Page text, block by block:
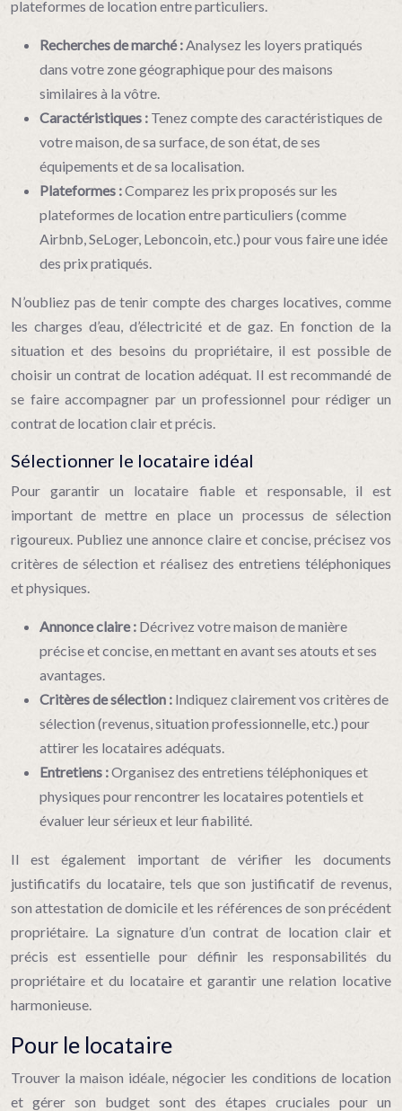
plateformes de location entre particuliers.
Recherches de marché :Analysez les loyers pratiqués
dans votre zone géographique pour des maisons
similaires à la vôtre.
Caractéristiques : Tenez compte des caractéristiques de
votre maison, de sa surface, de son état, de ses
équipements et de sa localisation.
Plateformes :Comparez les prix proposés sur les
plateformes de location entre particuliers (comme
Airbnb, SeLoger, Leboncoin, etc.) pour vous faire une idée
des prix pratiqués.
N’oubliez pas de tenir compte des charges locatives, comme
les charges d’eau, d’électricité et de gaz. En fonction de la
situation et des besoins du propriétaire, il est possible de
choisir un contrat de location adéquat. Il est recommandé de
se faire accompagner par un professionnel pour rédiger un
contrat de location clair et précis.
Sélectionner le locataire idéal
Pour garantir un locataire fiable et responsable, il est
important de mettre en place un processus de sélection
rigoureux. Publiez une annonce claire et concise, précisez vos
critères de sélection et réalisez des entretiens téléphoniques
et physiques.
Annonce claire : Décrivez votre maison de manière
précise et concise, en mettant en avant ses atouts et ses
avantages.
Critères de sélection : Indiquez clairement vos critères de
sélection (revenus, situation professionnelle, etc.) pour
attirer les locataires adéquats.
Entretiens :Organisez des entretiens téléphoniques et
physiques pour rencontrer les locataires potentiels et
évaluer leur sérieux et leur fiabilité.
Il est également important de vérifier les documents
justificatifs du locataire, tels que son justificatif de revenus,
son attestation de domicile et les références de son précédent
propriétaire. La signature d’un contrat de location clair et
précis est essentielle pour définir les responsabilités du
propriétaire et du locataire et garantir une relation locative
harmonieuse.
Pour le locataire
Trouver la maison idéale, négocier les conditions de location
et gérer son budget sont des étapes cruciales pour un